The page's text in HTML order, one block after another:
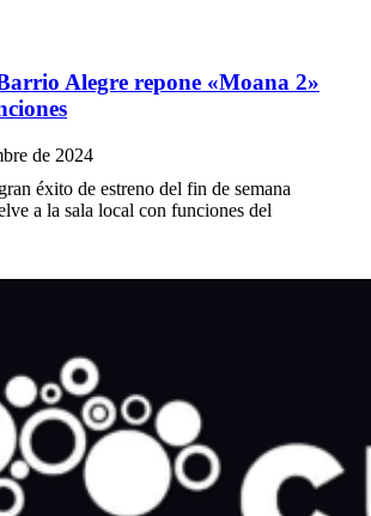
Alegre repone «Moana 2»
de 2024
éxito de estreno del fin de semana
a la sala local con funciones del